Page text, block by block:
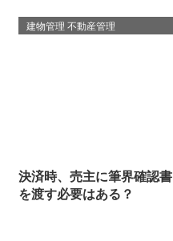
建物管理 不動産管理
決済時、売主に筆界確認書
を渡す必要はある？